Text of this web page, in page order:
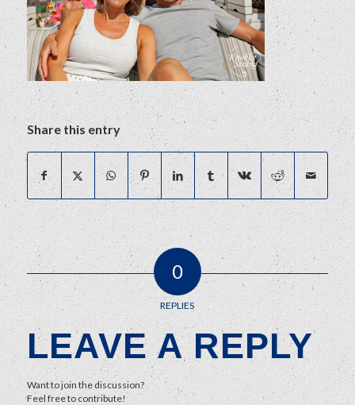
Share this entry
0
REPLIES
LEAVE A REPLY
Want to join the discussion?
Feel free to contribute!